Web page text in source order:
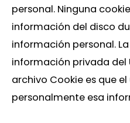
personal. Ninguna
información del disco
información personal.
información privada del
archivo Cookie es que
personalmente esa